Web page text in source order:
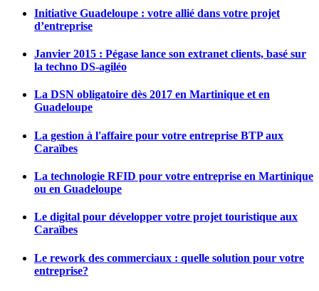
Initiative Guadeloupe : votre allié dans votre projet
d’entreprise
Janvier 2015 : Pégase lance son extranet clients, basé sur
la techno DS-agiléo
La DSN obligatoire dès 2017 en Martinique et en
Guadeloupe
La gestion à l'affaire pour votre entreprise BTP aux
Caraïbes
La technologie RFID pour votre entreprise en Martinique
ou en Guadeloupe
Le digital pour développer votre projet touristique aux
Caraïbes
Le rework des commerciaux : quelle solution pour votre
entreprise?